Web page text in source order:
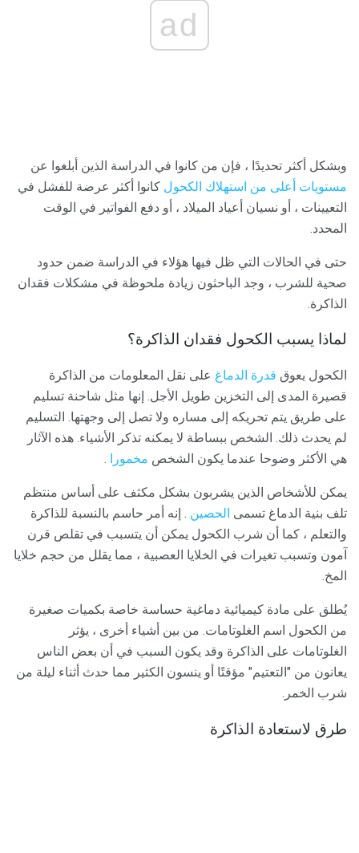
ad
وبشكل أكثر تحديدًا ، فإن من كانوا في الدراسة الذين أبلغوا عن
مستويات أعلى من استهلاك الكحول كانوا أكثر عرضة للفشل في
التعيينات ، أو نسيان أعياد الميلاد ، أو دفع الفواتير في الوقت
المحدد.
حتى في الحالات التي ظل فيها هؤلاء في الدراسة ضمن حدود
صحية للشرب ، وجد الباحثون زيادة ملحوظة في مشكلات فقدان
الذاكرة.
لماذا يسبب الكحول فقدان الذاكرة؟
الكحول يعوق قدرة الدماغ على نقل المعلومات من الذاكرة
قصيرة المدى إلى التخزين طويل الأجل. إنها مثل شاحنة تسليم
على طريق يتم تحريكه إلى مساره ولا تصل إلى وجهتها. التسليم
لم يحدث ذلك. الشخص ببساطة لا يمكنه تذكر الأشياء. هذه الآثار
هي الأكثر وضوحا عندما يكون الشخص مخمورا .
يمكن للأشخاص الذين يشربون بشكل مكثف على أساس منتظم
تلف بنية الدماغ تسمى الحصين . إنه أمر حاسم بالنسبة للذاكرة
والتعلم ، كما أن شرب الكحول يمكن أن يتسبب في تقلص قرن
آمون وتسبب تغيرات في الخلايا العصبية ، مما يقلل من حجم خلايا
المخ.
يُطلق على مادة كيميائية دماغية حساسة خاصة بكميات صغيرة
من الكحول اسم الغلوتامات. من بين أشياء أخرى ، يؤثر
الغلوتامات على الذاكرة وقد يكون السبب في أن بعض الناس
يعانون من "التعتيم" مؤقتًا أو ينسون الكثير مما حدث أثناء ليلة من
شرب الخمر.
طرق لاستعادة الذاكرة